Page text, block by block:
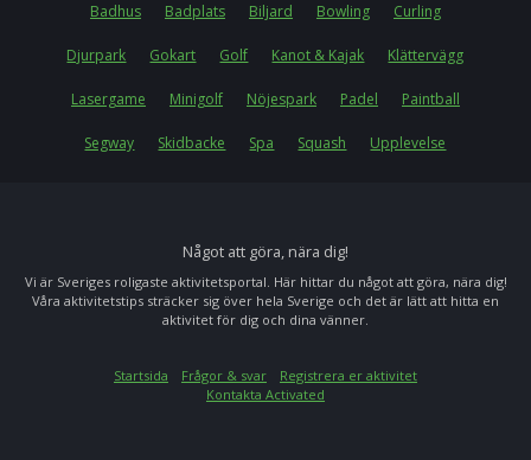
Badhus Badplats Biljard Bowling Curling
Djurpark Gokart Golf Kanot & Kajak Klättervägg
Lasergame Minigolf Nöjespark Padel Paintball
Segway Skidbacke Spa Squash Upplevelse
Något att göra, nära dig!
Vi är Sveriges roligaste aktivitetsportal. Här hittar du något att göra, nära dig!
Våra aktivitetstips sträcker sig över hela Sverige och det är lätt att hitta en
aktivitet för dig och dina vänner.
Startsida Frågor & svar
Registrera er aktivitet
Kontakta Activated